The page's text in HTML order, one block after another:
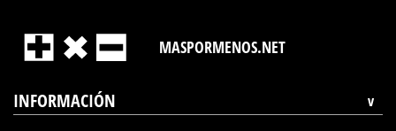
MASPORMENOS.NET
INFORMACIÓN